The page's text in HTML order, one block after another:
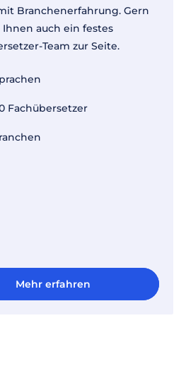
Branchenerfahrung. Gern
auch ein festes
Team zur Seite.
Fachübersetzer
Mehr erfahren
Mehr erfahren